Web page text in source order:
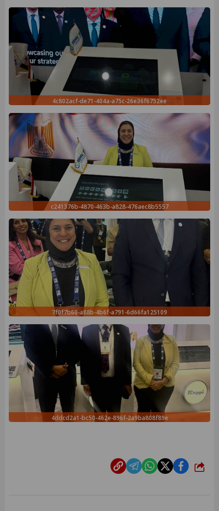
4c802acf-de71-404a-a75c-26e36f6752ee
c241376b-4870-463b-a828-476aec8b5557
7f0f7b60-a88b-4b6f-a791-6d66fa125109
4ddcd2a1-bc50-462e-896f-2a9ba808f89e
شارك